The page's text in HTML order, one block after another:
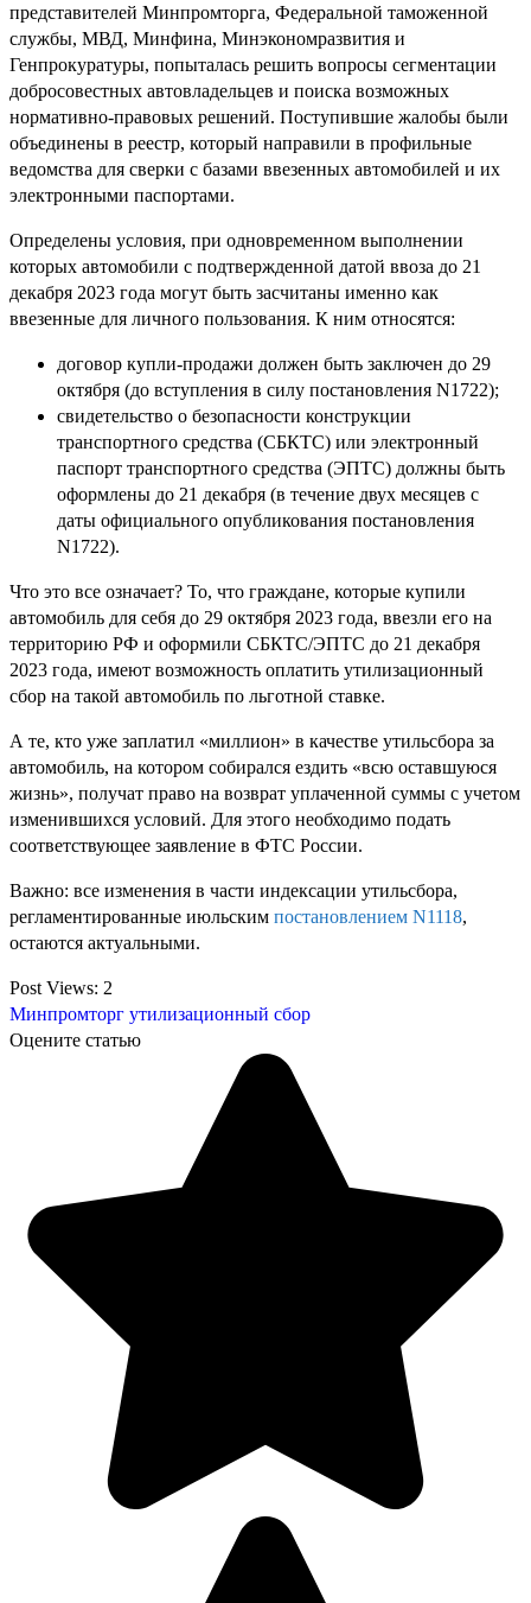
представителей Минпромторга, Федеральной таможенной
службы, МВД, Минфина, Минэкономразвития и
Генпрокуратуры, попыталась решить вопросы сегментации
добросовестных автовладельцев и поиска возможных
нормативно-правовых решений. Поступившие жалобы были
объединены в реестр, который направили в профильные
ведомства для сверки с базами ввезенных автомобилей и их
электронными паспортами.
Определены условия, при одновременном выполнении
которых автомобили с подтвержденной датой ввоза до 21
декабря 2023 года могут быть засчитаны именно как
ввезенные для личного пользования. К ним относятся:
договор купли-продажи должен быть заключен до 29
октября (до вступления в силу постановления N1722);
свидетельство о безопасности конструкции
транспортного средства (СБКТС) или электронный
паспорт транспортного средства (ЭПТС) должны быть
оформлены до 21 декабря (в течение двух месяцев с
даты официального опубликования постановления
N1722).
Что это все означает? То, что граждане, которые купили
автомобиль для себя до 29 октября 2023 года, ввезли его на
территорию РФ и оформили СБКТС/ЭПТС до 21 декабря
2023 года, имеют возможность оплатить утилизационный
сбор на такой автомобиль по льготной ставке.
А те, кто уже заплатил «миллион» в качестве утильсбора за
автомобиль, на котором собирался ездить «всю оставшуюся
жизнь», получат право на возврат уплаченной суммы с учетом
изменившихся условий. Для этого необходимо подать
соответствующее заявление в ФТС России.
Важно: все изменения в части индексации утильсбора,
регламентированные июльским постановлением N1118,
остаются актуальными.
Post Views: 2
Минпромторг утилизационный сбор
Оцените статью